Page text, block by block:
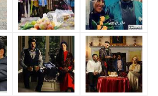
و تبدیل یک رؤیا شد. همیشه آرزو داشتم روزی مانند
و تا آن حد قوی ظاهر شوم.» کیان افشار باوجود تمام
تئاتر و رشته هنر، به دلیل مخالفت خانواده، ریاضی
در دانشگاه نیز در رشته
مهندسی نرم‌افزارتحصیل نمود.
همیشه دوست داشتند او پزشک شود و بهاره‌ای که
هیچ جوره در کتش نمی‌رفت، در مقابل این تمایل